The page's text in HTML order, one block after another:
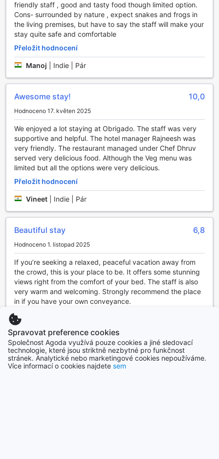
friendly staff , good and tasty food though limited option.
Cons- surrounded by nature , expect snakes and frogs in
the living premises, but have to say the staff will make your
stay quite safe and comfortable
Přeložit hodnocení
Manoj Indie | Pár
Awesome stay! 10,0
Hodnoceno 17. květen 2025
We enjoyed a lot staying at Obrigado. The staff was very
supportive and helpful. The hotel manager Rajneesh was
very friendly. The restaurant managed under Chef Dhruv
served very delicious food. Although the Veg menu was
limited but all the options were very delicious.
Přeložit hodnocení
Vineet Indie | Pár
Beautiful stay 6,8
Hodnoceno 1. listopad 2025
If you’re seeking a relaxed, peaceful vacation away from
the crowd, this is your place to be. It offers some stunning
views right from the comfort of your bed. The staff is also
very warm and welcoming. Strongly recommend the place
in if you have your own conveyance.
Přeložit hodnocení
Sujata |Kanada | Pár
Zobrazit další hodnocení
Spravovat preference cookies
Společnost Agoda využívá pouze cookies a jiné sledovací
technologie, které jsou striktně nezbytné pro funkčnost
stránek. Analytické nebo marketingové cookies nepoužíváme.
Více informací o cookies najdete sem